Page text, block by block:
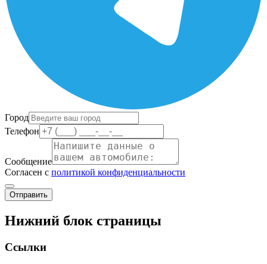
Город
Телефон
Сообщение
Согласен с политикой конфиденциальности
Отправить
Нижний блок страницы
Ссылки